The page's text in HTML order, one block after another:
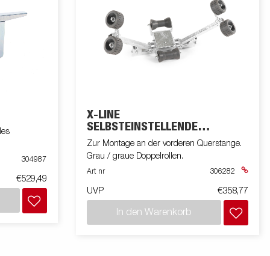
304987
€529,49
X-LINE
SELBSTEINSTELLENDE
HALTERUNG
Zur Montage an der vorderen Querstange.
Grau / graue Doppelrollen.
Art nr 306282
UVP €358,77
In den Warenkorb